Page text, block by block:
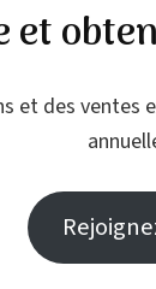
et
et des